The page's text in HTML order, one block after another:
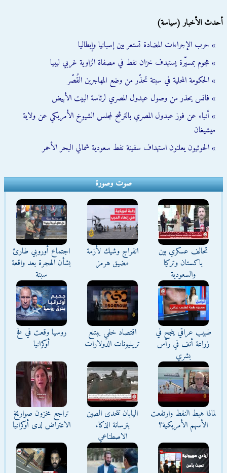
أحدث الأخبار (سياسة)
» حرب الإجراءات المضادة تستعر بين إسبانيا وإيطاليا
» هجوم بمسيّرة يستهدف خزان نفط في مصفاة الزاوية غربي ليبيا
» الحكومة المحلية في سبتة تحذّر من وضع المهاجرين القُصّر
» فانس يحذر من وصول عبدول المصري لرئاسة البيت الأبيض
» أنباء عن فوز عبدول المصري بالترشح لمجلس الشيوخ الأمريكي عن ولاية
ميشيغان
» الحوثيون يعلنون استهداف سفينة نفط سعودية شمالي البحر الأحمر
صوت وصورة
تحالف عسكري بين
باكستان وتركيا
والسعودية
انفراج وشيك لأزمة
مضيق هرمز
اجتماع أوروبي طارئ
بشأن الهجرة بعد واقعة
سبتة
طبيب عراقي ينجح في
زراعة أنف في رأس
بشري
اقتصاد خفي يبتلع
تريليونات الدولارات
روسيا وقعت في فخ
أوكرانيا
لماذا هبط النفط وارتفعت
الأسهم الأمريكية؟
اليابان تتحدى الصين
بترسانة الذكاء
الاصطناعي
تراجع مخزون صواريخ
الاعتراض لدى أوكرانيا